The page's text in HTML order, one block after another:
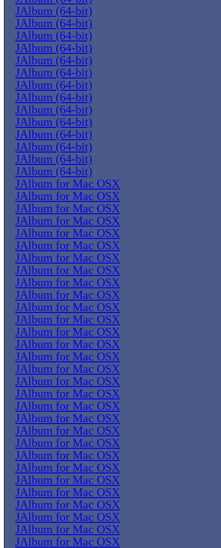
JAlbum (64-bit)
JAlbum (64-bit)
JAlbum (64-bit)
JAlbum (64-bit)
JAlbum (64-bit)
JAlbum (64-bit)
JAlbum (64-bit)
JAlbum (64-bit)
JAlbum (64-bit)
JAlbum (64-bit)
JAlbum (64-bit)
JAlbum (64-bit)
JAlbum (64-bit)
JAlbum (64-bit)
JAlbum for Mac OSX
JAlbum for Mac OSX
JAlbum for Mac OSX
JAlbum for Mac OSX
JAlbum for Mac OSX
JAlbum for Mac OSX
JAlbum for Mac OSX
JAlbum for Mac OSX
JAlbum for Mac OSX
JAlbum for Mac OSX
JAlbum for Mac OSX
JAlbum for Mac OSX
JAlbum for Mac OSX
JAlbum for Mac OSX
JAlbum for Mac OSX
JAlbum for Mac OSX
JAlbum for Mac OSX
JAlbum for Mac OSX
JAlbum for Mac OSX
JAlbum for Mac OSX
JAlbum for Mac OSX
JAlbum for Mac OSX
JAlbum for Mac OSX
JAlbum for Mac OSX
JAlbum for Mac OSX
JAlbum for Mac OSX
JAlbum for Mac OSX
JAlbum for Mac OSX
JAlbum for Mac OSX
JAlbum for Mac OSX